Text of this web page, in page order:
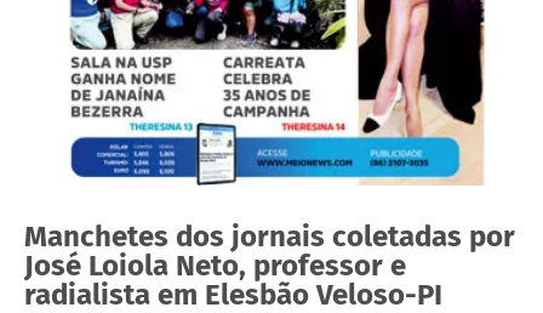
Manchetes dos jornais coletadas por
José Loiola Neto, professor e
radialista em Elesbão Veloso-PI